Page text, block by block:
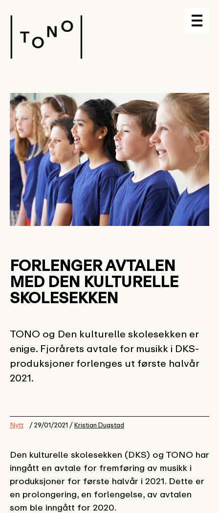
FORLENGER AVTALEN
MED DEN KULTURELLE
SKOLESEKKEN
TONO og Den kulturelle skolesekken er
enige. Fjorårets avtale for musikk i DKS-
produksjoner forlenges ut første halvår
2021.
Nytt / 29/01/2021 /Kristian Dugstad
Den kulturelle skolesekken (DKS) og TONO har
inngått en avtale for fremføring av musikk i
produksjoner for første halvår i 2021. Dette er
en prolongering, en forlengelse, av avtalen
som ble inngått for 2020.